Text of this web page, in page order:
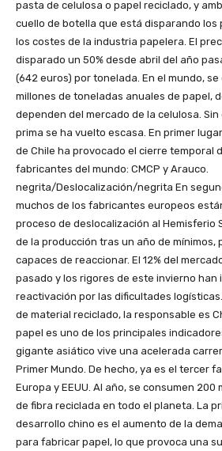
pasta de celulosa o papel reciclado, y
cuello de botella que está disparando los
los costes de la industria papelera. El
disparado un 50% desde abril del año
(642 euros) por tonelada. En el mundo,
millones de toneladas anuales de papel,
dependen del mercado de la celulosa.
prima se ha vuelto escasa. En primer
de Chile ha provocado el cierre temporal
fabricantes del mundo: CMCP y Arauco.
negrita/Deslocalización/negrita En
muchos de los fabricantes europeos
proceso de deslocalización al Hemisferio
de la producción tras un año de mínimos,
capaces de reaccionar. El 12% del
pasado y los rigores de este invierno han
reactivación por las dificultades
de material reciclado, la responsable es
papel es uno de los principales
gigante asiático vive una acelerada
Primer Mundo. De hecho, ya es el tercer
Europa y EEUU. Al año, se consumen
de fibra reciclada en todo el planeta. La
desarrollo chino es el aumento de la
para fabricar papel, lo que provoca una